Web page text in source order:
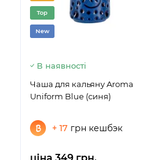
Top
New
В наявності
Чаша для кальяну Aroma
Uniform Blue (синя)
+ 17 грн кешбэк